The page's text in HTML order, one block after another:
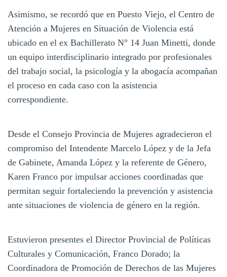
Asimismo, se recordó que en Puesto Viejo, el Centro de
Atención a Mujeres en Situación de Violencia está
ubicado en el ex Bachillerato N° 14 Juan Minetti, donde
un equipo interdisciplinario integrado por profesionales
del trabajo social, la psicología y la abogacía acompañan
el proceso en cada caso con la asistencia
correspondiente.
Desde el Consejo Provincia de Mujeres agradecieron el
compromiso del Intendente Marcelo López y de la Jefa
de Gabinete, Amanda López y la referente de Género,
Karen Franco por impulsar acciones coordinadas que
permitan seguir fortaleciendo la prevención y asistencia
ante situaciones de violencia de género en la región.
Estuvieron presentes el Director Provincial de Políticas
Culturales y Comunicación, Franco Dorado; la
Coordinadora de Promoción de Derechos de las Mujeres